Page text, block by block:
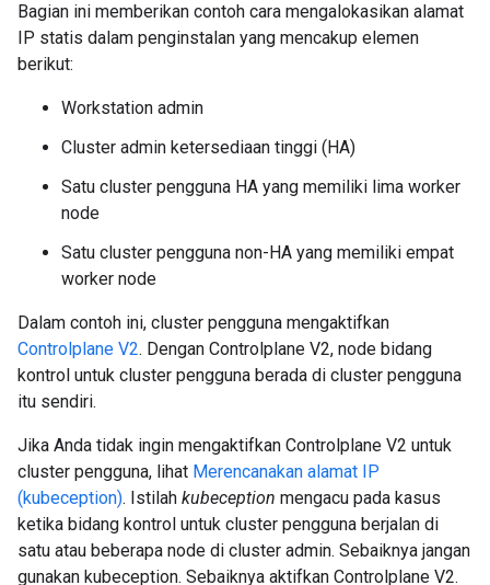
Bagian ini memberikan contoh cara mengalokasikan alamat
IP statis dalam penginstalan yang mencakup elemen
berikut:
Workstation admin
Cluster admin ketersediaan tinggi (HA)
Satu cluster pengguna HA yang memiliki lima worker
node
Satu cluster pengguna non-HA yang memiliki empat
worker node
Dalam contoh ini, cluster pengguna mengaktifkan
Controlplane V2. Dengan Controlplane V2, node bidang
kontrol untuk cluster pengguna berada di cluster pengguna
itu sendiri.
Jika Anda tidak ingin mengaktifkan Controlplane V2 untuk
cluster pengguna, lihat Merencanakan alamat IP
(kubeception). Istilah kubeception mengacu pada kasus
ketika bidang kontrol untuk cluster pengguna berjalan di
satu atau beberapa node di cluster admin. Sebaiknya jangan
gunakan kubeception. Sebaiknya aktifkan Controlplane V2.